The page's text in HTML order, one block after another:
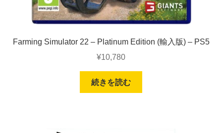
Farming Simulator 22 – Platinum Edition (輸入版) – PS5
¥10,780
続きを読む